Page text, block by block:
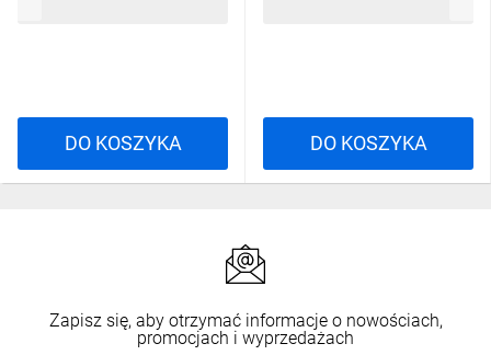
DO KOSZYKA DO KOSZYKA
Zapisz się, aby otrzymać informacje o nowościach,
promocjach i wyprzedażach